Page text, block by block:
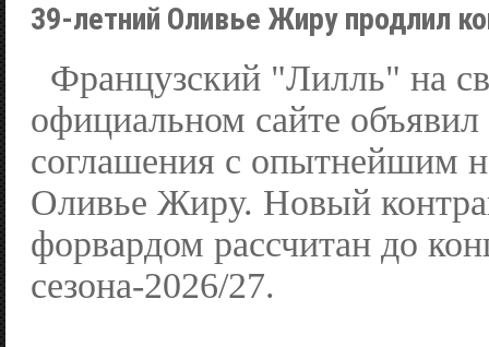
39-летний Оливье Жиру продлил
Французский "Лилль" на
официальном сайте
соглашения с опытнейшим
Оливье Жиру. Новый
форвардом рассчитан до
сезона-2026/27.